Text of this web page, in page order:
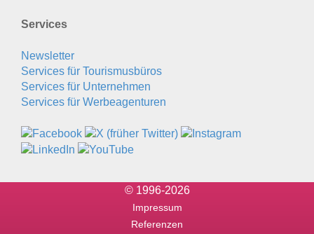
Services
Newsletter
Services für Tourismusbüros
Services für Unternehmen
Services für Werbeagenturen
© 1996-2026
Impressum
Referenzen